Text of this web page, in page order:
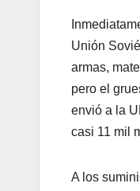
Unión
armas,
pero el
envió a la
casi 11 mil
A los